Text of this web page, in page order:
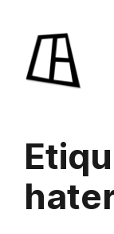
contenido